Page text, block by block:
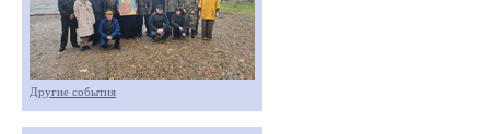
Другие события